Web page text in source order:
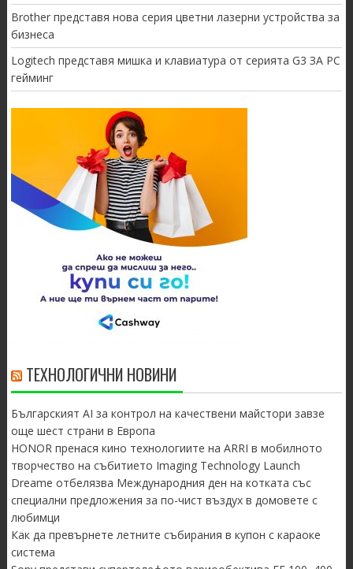
Brother представя нова серия цветни лазерни устройства за
бизнеса
Logitech представя мишка и клавиатура от серията G3 ЗА PC
гейминг
ТЕХНОЛОГИЧНИ НОВИНИ
Българският AI за контрол на качествени майстори завзе
още шест страни в Европа
HONOR пренася кино технологиите на ARRI в мобилното
творчество на събитието Imaging Technology Launch
Dreame отбелязва Международния ден на котката със
специални предложения за по-чист въздух в домовете с
любимци
Как да превърнете летните събирания в купон с караоке
система